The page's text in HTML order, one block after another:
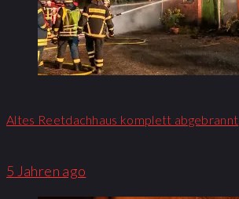
Altes Reetdachhaus komplett abgebrannt
5 Jahren ago